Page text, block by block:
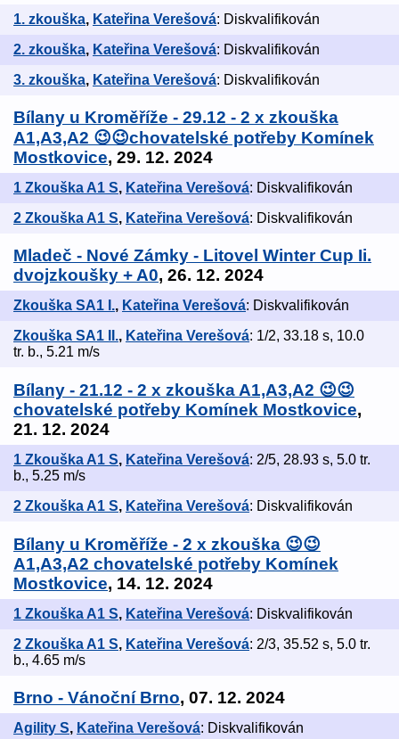
1. zkouška, Kateřina Verešová: Diskvalifikován
2. zkouška, Kateřina Verešová: Diskvalifikován
3. zkouška, Kateřina Verešová: Diskvalifikován
Bílany u Kroměříže - 29.12 - 2 x zkouška
A1,A3,A2 😉😉chovatelské potřeby Komínek
Mostkovice, 29. 12. 2024
1 Zkouška A1 S, Kateřina Verešová: Diskvalifikován
2 Zkouška A1 S, Kateřina Verešová: Diskvalifikován
Mladeč - Nové Zámky - Litovel Winter Cup Ii.
dvojzkoušky + A0, 26. 12. 2024
Zkouška SA1 I., Kateřina Verešová: Diskvalifikován
Zkouška SA1 II., Kateřina Verešová: 1/2, 33.18 s, 10.0
tr. b., 5.21 m/s
Bílany - 21.12 - 2 x zkouška A1,A3,A2 😉😉
chovatelské potřeby Komínek Mostkovice,
21. 12. 2024
1 Zkouška A1 S, Kateřina Verešová: 2/5, 28.93 s, 5.0 tr.
b., 5.25 m/s
2 Zkouška A1 S, Kateřina Verešová: Diskvalifikován
Bílany u Kroměříže - 2 x zkouška 😉😉
A1,A3,A2 chovatelské potřeby Komínek
Mostkovice, 14. 12. 2024
1 Zkouška A1 S, Kateřina Verešová: Diskvalifikován
2 Zkouška A1 S, Kateřina Verešová: 2/3, 35.52 s, 5.0 tr.
b., 4.65 m/s
Brno - Vánoční Brno, 07. 12. 2024
Agility S, Kateřina Verešová: Diskvalifikován